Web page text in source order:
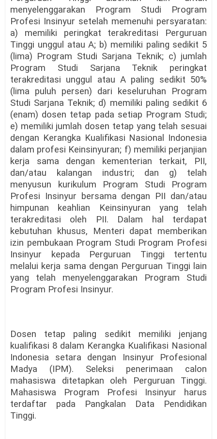
menyelenggarakan Program Studi Program
Profesi Insinyur setelah memenuhi persyaratan:
a) memiliki peringkat terakreditasi Perguruan
Tinggi unggul atau A; b) memiliki paling sedikit 5
(lima) Program Studi Sarjana Teknik; c) jumlah
Program Studi Sarjana Teknik peringkat
terakreditasi unggul atau A paling sedikit 50%
(lima puluh persen) dari keseluruhan Program
Studi Sarjana Teknik; d) memiliki paling sedikit 6
(enam) dosen tetap pada setiap Program Studi;
e) memiliki jumlah dosen tetap yang telah sesuai
dengan Kerangka Kualifikasi Nasional Indonesia
dalam profesi Keinsinyuran; f) memiliki perjanjian
kerja sama dengan kementerian terkait, PII,
dan/atau kalangan industri; dan g) telah
menyusun kurikulum Program Studi Program
Profesi Insinyur bersama dengan PII dan/atau
himpunan keahlian Keinsinyuran yang telah
terakreditasi oleh PII. Dalam hal terdapat
kebutuhan khusus, Menteri dapat memberikan
izin pembukaan Program Studi Program Profesi
Insinyur kepada Perguruan Tinggi tertentu
melalui kerja sama dengan Perguruan Tinggi lain
yang telah menyelenggarakan Program Studi
Program Profesi Insinyur.
Dosen tetap paling sedikit memiliki jenjang
kualifikasi 8 dalam Kerangka Kualifikasi Nasional
Indonesia setara dengan Insinyur Profesional
Madya (IPM). Seleksi penerimaan calon
mahasiswa ditetapkan oleh Perguruan Tinggi.
Mahasiswa Program Profesi Insinyur harus
terdaftar pada Pangkalan Data Pendidikan
Tinggi.